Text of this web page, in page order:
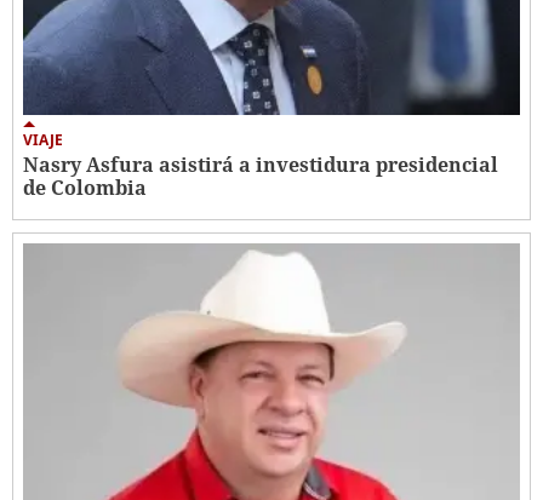
VIAJE
Nasry Asfura asistirá a investidura presidencial
de Colombia